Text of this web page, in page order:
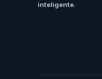
inteligente.